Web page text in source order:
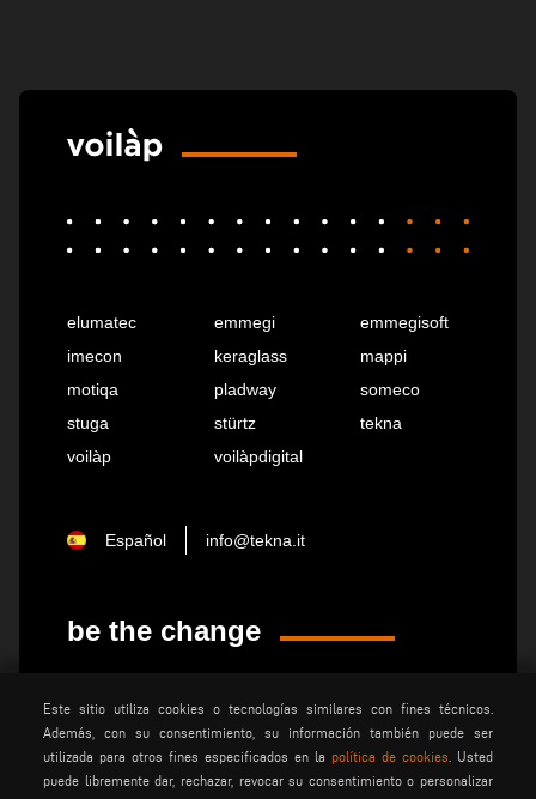
elumatec emmegi
emmegisoft
imecon
keraglass
mappi
motiqa
pladway
someco
stuga
stürtz
tekna
voilàp
voilàpdigital
Español info@tekna.it
be the change
privacy policy advertencias legales
polÍtica de cookies
condiciones generales de
venta
condiciones generales de
Este sitio utiliza cookies o tecnologías similares con fines técnicos.
Además, con su consentimiento, su información también puede ser
utilizada para otros fines especificados en la política de cookies . Usted
puede libremente dar, rechazar, revocar su consentimiento o personalizar